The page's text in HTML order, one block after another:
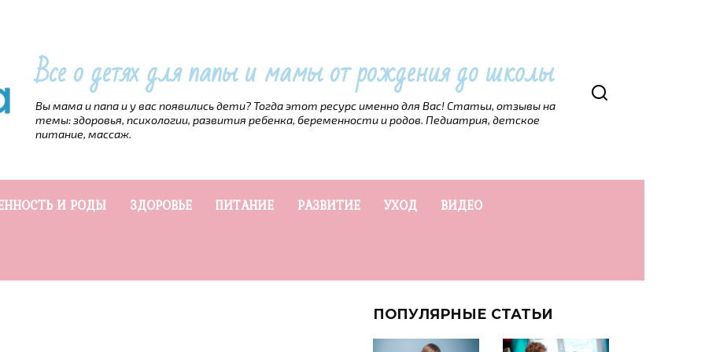
Все о детях для папы и мамы от рождения до школы
Вы мама и папа и у вас появились дети? Тогда этот ресурс именно для Вас! Статьи, отзывы на
темы: здоровья, психологии, развития ребенка, беременности и родов. Педиатрия, детское
питание, массаж.
И РОДЫ ЗДОРОВЬЕ ПИТАНИЕ РАЗВИТИЕ УХОД ВИДЕО
ПОПУЛЯРНЫЕ СТАТЬИ